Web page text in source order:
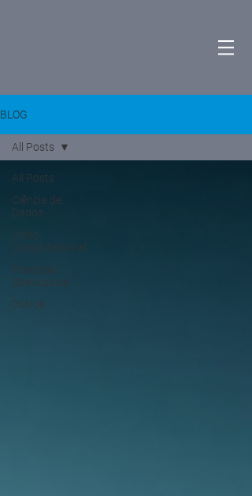
BLOG
All Posts
Ciência de
Dados
Visão
Computacional
Pesquisa
Operacional
Outros
All Posts